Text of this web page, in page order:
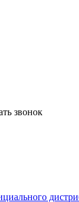
звонок